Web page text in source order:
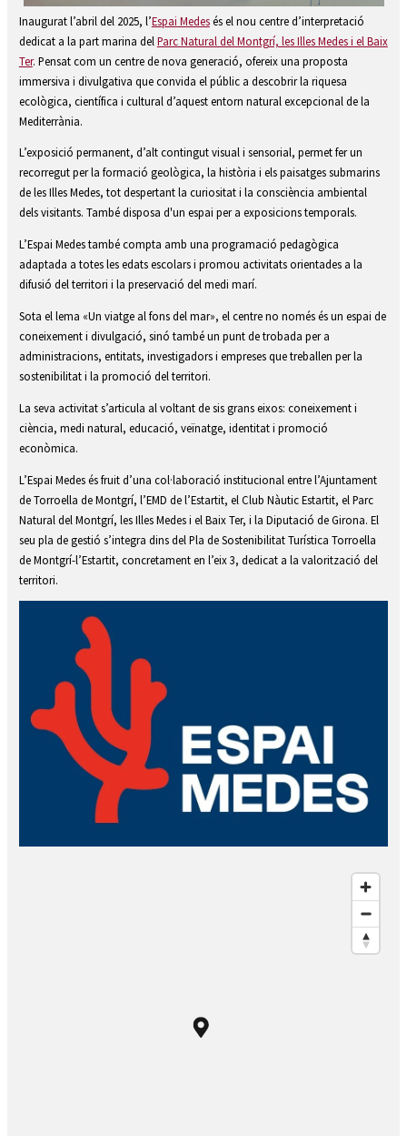
Diapositiva 3 de 7
Inaugurat l’abril del 2025, l’Espai Medesés el nou centre d’interpretació
dedicat a la part marina del Parc Natural del Montgrí, les Illes Medes i el Baix
Ter. Pensat com un centre de nova generació, ofereix una proposta
immersiva i divulgativa que convida el públic a descobrir la riquesa
ecològica, científica i cultural d’aquest entorn natural excepcional de la
Mediterrània.
L’exposició permanent, d’alt contingut visual i sensorial, permet fer un
recorregut per la formació geològica, la història i els paisatges submarins
de les Illes Medes, tot despertant la curiositat i la consciència ambiental
dels visitants. També disposa d'un espai per a exposicions temporals.
L’Espai Medes també compta amb una programació pedagògica
adaptada a totes les edats escolars i promou activitats orientades a la
difusió del territori i la preservació del medi marí.
Sota el lema «Un viatge al fons del mar», el centre no només és un espai de
coneixement i divulgació, sinó també un punt de trobada per a
administracions, entitats, investigadors i empreses que treballen per la
sostenibilitat i la promoció del territori.
La seva activitat s’articula al voltant de sis grans eixos: coneixement i
ciència, medi natural, educació, veïnatge, identitat i promoció
econòmica.
L’Espai Medes és fruit d’una col·laboració institucional entre l’Ajuntament
de Torroella de Montgrí, l’EMD de l’Estartit, el Club Nàutic Estartit, el Parc
Natural del Montgrí, les Illes Medes i el Baix Ter, i la Diputació de Girona. El
seu pla de gestió s’integra dins del Pla de Sostenibilitat Turística Torroella
de Montgrí-l’Estartit, concretament en l’eix 3, dedicat a la valorització del
territori.